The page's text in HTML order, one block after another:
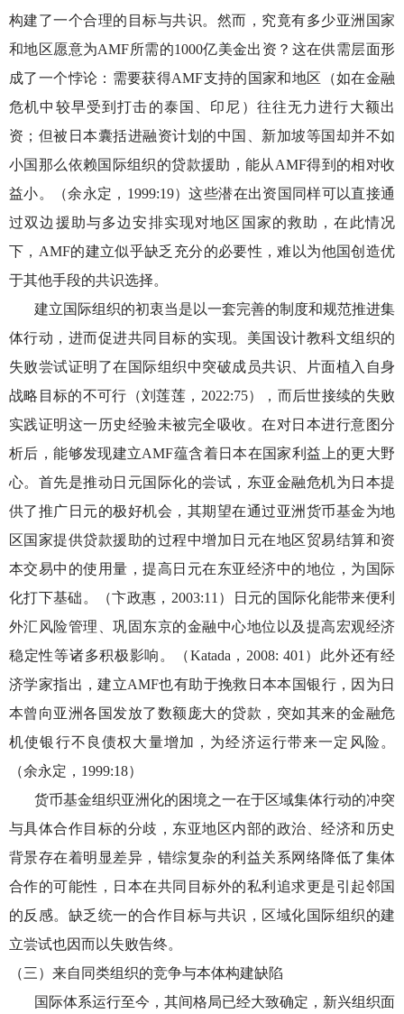
构建了一个合理的目标与共识。然而，究竟有多少亚洲国家
和地区愿意为AMF所需的1000亿美金出资？这在供需层面形
成了一个悖论：需要获得AMF支持的国家和地区（如在金融
危机中较早受到打击的泰国、印尼）往往无力进行大额出
资；但被日本囊括进融资计划的中国、新加坡等国却并不如
小国那么依赖国际组织的贷款援助，能从AMF得到的相对收
益小。（余永定，1999:19）这些潜在出资国同样可以直接通
过双边援助与多边安排实现对地区国家的救助，在此情况
下，AMF的建立似乎缺乏充分的必要性，难以为他国创造优
于其他手段的共识选择。
建立国际组织的初衷当是以一套完善的制度和规范推进集
体行动，进而促进共同目标的实现。美国设计教科文组织的
失败尝试证明了在国际组织中突破成员共识、片面植入自身
战略目标的不可行（刘莲莲， 2022:75），而后世接续的失败
实践证明这一历史经验未被完全吸收。在对日本进行意图分
析后，能够发现建立AMF蕴含着日本在国家利益上的更大野
心。首先是推动日元国际化的尝试，东亚金融危机为日本提
供了推广日元的极好机会，其期望在通过亚洲货币基金为地
区国家提供贷款援助的过程中增加日元在地区贸易结算和资
本交易中的使用量，提高日元在东亚经济中的地位，为国际
化打下基础。（卞政惠，2003:11）日元的国际化能带来便利
外汇风险管理、巩固东京的金融中心地位以及提高宏观经济
稳定性等诸多积极影响。（Katada，2008: 401）此外还有经
济学家指出，建立AMF也有助于挽救日本本国银行，因为日
本曾向亚洲各国发放了数额庞大的贷款，突如其来的金融危
机使银行不良债权大量增加，为经济运行带来一定风险。
（余永定，1999:18）
货币基金组织亚洲化的困境之一在于区域集体行动的冲突
与具体合作目标的分歧，东亚地区内部的政治、经济和历史
背景存在着明显差异，错综复杂的利益关系网络降低了集体
合作的可能性，日本在共同目标外的私利追求更是引起邻国
的反感。缺乏统一的合作目标与共识，区域化国际组织的建
立尝试也因而以失败告终。
（三）来自同类组织的竞争与本体构建缺陷
国际体系运行至今，其间格局已经大致确定，新兴组织面